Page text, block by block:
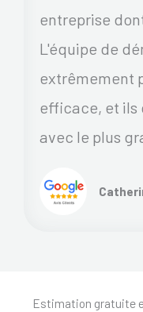
entreprise
L'équipe de
extrêmement
efficace, et ils
avec le plus
Estimation gratuite